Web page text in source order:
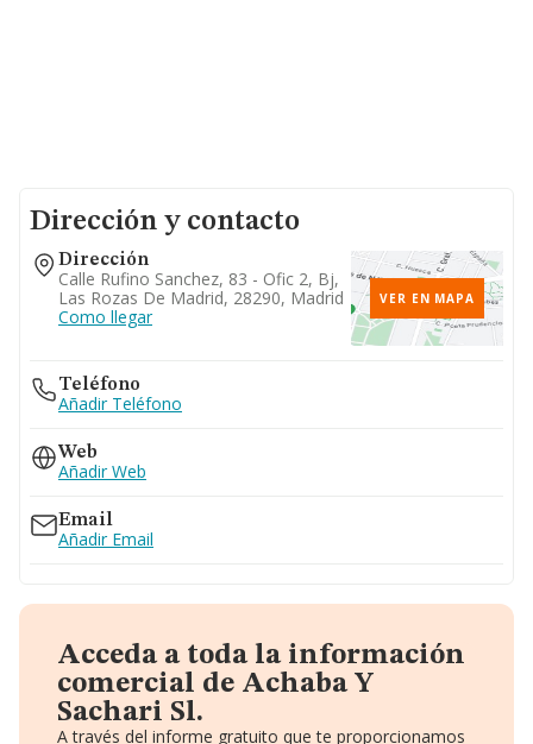
Dirección y contacto
Dirección
Calle Rufino Sanchez, 83 - Ofic 2, Bj,
Las Rozas De Madrid, 28290, Madrid
Como llegar
VER EN MAPA
Teléfono
Añadir Teléfono
Web
Añadir Web
Email
Añadir Email
Acceda a toda la información
comercial de Achaba Y
Sachari Sl.
A través del informe gratuito que te proporcionamos